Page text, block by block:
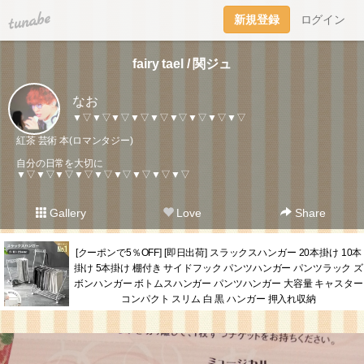
tuna.be 新規登録 ログイン
fairy tael / 関ジュ
なお
▼▽▼▽▼▽▼▽▼▽▼▽▼▽▼▽▼▽
紅茶 芸術 本(ロマンタジー)
自分の日常を大切に
▼▽▼▽▼▽▼▽▼▽▼▽▼▽▼▽▼▽
Gallery Love Share
[クーポンで5％OFF] [即日出荷] スラックスハンガー 20本掛け 10本
掛け 5本掛け 棚付き サイドフック パンツハンガー パンツラック ズ
ボンハンガー ボトムスハンガー パンツハンガー 大容量 キャスター
コンパクト スリム 白 黒 ハンガー 押入れ収納